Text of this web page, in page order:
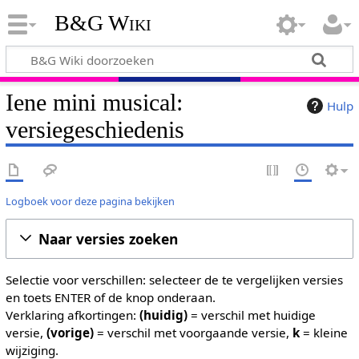
B&G Wiki
Hulp
Iene mini musical:
versiegeschiedenis
Logboek voor deze pagina bekijken
Naar versies zoeken
Selectie voor verschillen: selecteer de te vergelijken versies
en toets ENTER of de knop onderaan.
Verklaring afkortingen: (huidig)= verschil met huidige
versie, (vorige)= verschil met voorgaande versie, k= kleine
wijziging.